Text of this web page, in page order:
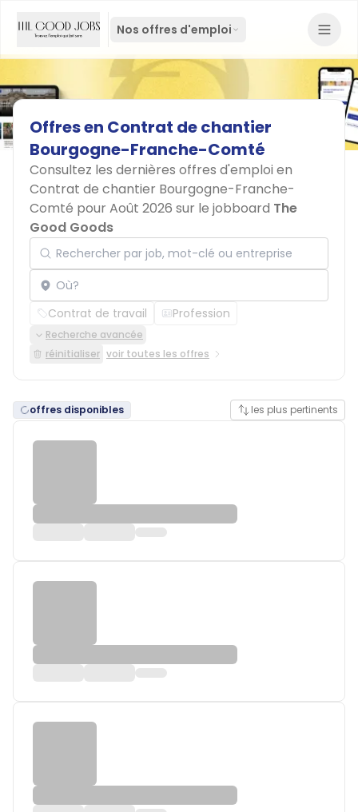
Nos offres d'emploi
Offresen Contrat dechantier
Bourgogne-Franche-Comté
Consultez les dernières offres d'emploi en
Contrat de chantier Bourgogne-Franche-
Comté pour Août 2026 sur le jobboard The
Good Goods
Rechercher par job, mot-clé ou entreprise
Localisation
Contrat de travail Profession
Recherche avancée
réinitialiser voir toutes les offres
offres disponibles les plus pertinents